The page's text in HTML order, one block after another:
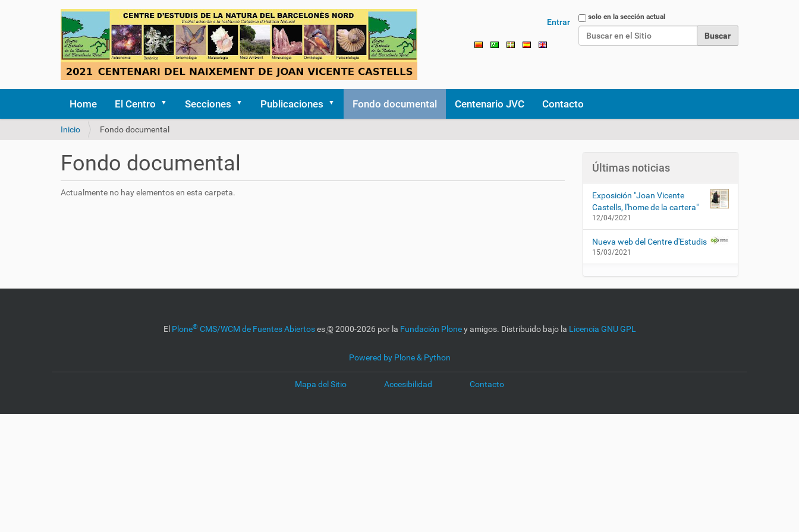
Buscarsolo en la sección actual
Entrar
Home El Centro Secciones Publicaciones Fondo documental Centenario JVC Contacto
U
e
Inicio Fondo documental
Fondo documental
Actualmente no hay elementos en esta carpeta.
Últimas noticias
Exposición "Joan Vicente
Castells, l'home de la cartera"
12/04/2021
Nueva web del Centre d'Estudis
15/03/2021
El Plone® CMS/WCM de Fuentes Abiertoses©2000-2026 por la Fundación Ploney amigos. Distribuido bajo la Licencia GNU GPL
Powered by Plone & Python
Mapa del Sitio Accesibilidad Contacto